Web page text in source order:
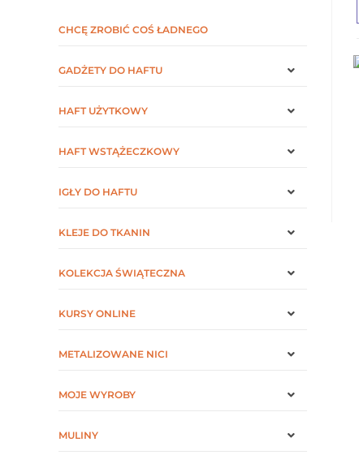
CHCĘ ZROBIĆ COŚ ŁADNEGO
GADŻETY DO HAFTU
HAFT UŻYTKOWY
HAFT WSTĄŻECZKOWY
IGŁY DO HAFTU
KLEJE DO TKANIN
KOLEKCJA ŚWIĄTECZNA
KURSY ONLINE
METALIZOWANE NICI
MOJE WYROBY
MULINY